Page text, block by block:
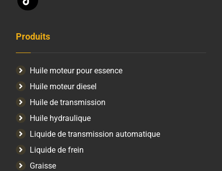
Produits
Huile moteur pour essence
Huile moteur diesel
Huile de transmission
Huile hydraulique
Liquide de transmission automatique
Liquide de frein
Graisse